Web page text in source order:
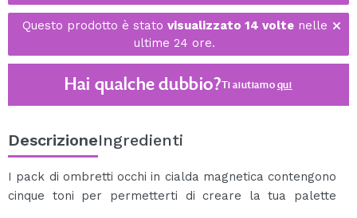
Questo prodotto è stato visualizzato 14 voltenelle
ultime 24 ore.
Hai qualche dubbio?Ti aiutiamoqui
DescrizioneIngredienti
I pack di ombretti occhi in cialda magnetica contengono
cinque toni per permetterti di creare la tua palette